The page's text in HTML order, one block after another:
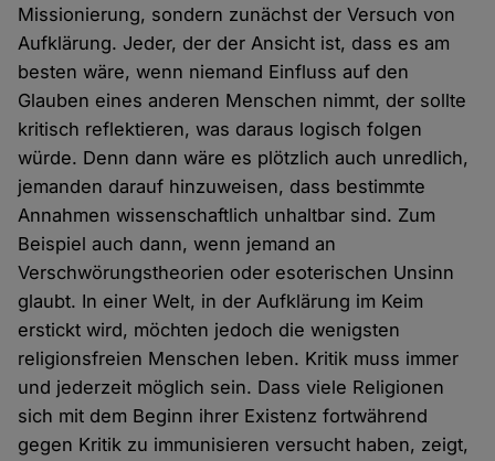
Missionierung, sondern zunächst der Versuch von
Aufklärung. Jeder, der der Ansicht ist, dass es am
besten wäre, wenn niemand Einfluss auf den
Glauben eines anderen Menschen nimmt, der sollte
kritisch reflektieren, was daraus logisch folgen
würde. Denn dann wäre es plötzlich auch unredlich,
jemanden darauf hinzuweisen, dass bestimmte
Annahmen wissenschaftlich unhaltbar sind. Zum
Beispiel auch dann, wenn jemand an
Verschwörungstheorien oder esoterischen Unsinn
glaubt. In einer Welt, in der Aufklärung im Keim
erstickt wird, möchten jedoch die wenigsten
religionsfreien Menschen leben. Kritik muss immer
und jederzeit möglich sein. Dass viele Religionen
sich mit dem Beginn ihrer Existenz fortwährend
gegen Kritik zu immunisieren versucht haben, zeigt,